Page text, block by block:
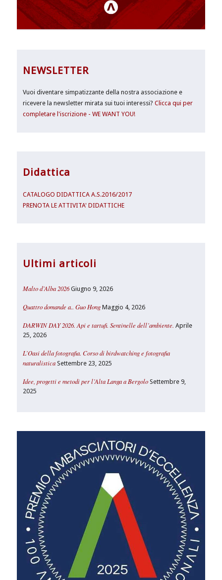
NEWSLETTER
Vuoi diventare simpatizzante della nostra associazione e
ricevere la newsletter mirata sui tuoi interessi?Clicca qui per
completare l'iscrizione - WE WANT YOU!
Didattica
CATALOGO DIDATTICA A.S.2016/2017
PRENOTA LE ATTIVITA' DIDATTICHE
Ultimi articoli
Malto d’Alba 2026 Giugno 9, 2026
Quattro domande a.. Guo Hong Maggio 4, 2026
DARWIN DAY 2026. Api e tartufi. Sentinelle dell’ambiente. Aprile
25, 2026
L’Oasi della fotografia. Corso di birdwatching e fotografia
naturalistica Settembre 23, 2025
Idee, progetti e metodi per l’Alta Langa a Bergolo Settembre 9,
2025